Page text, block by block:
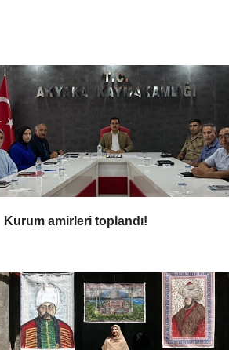
Kurum amirleri toplandı!